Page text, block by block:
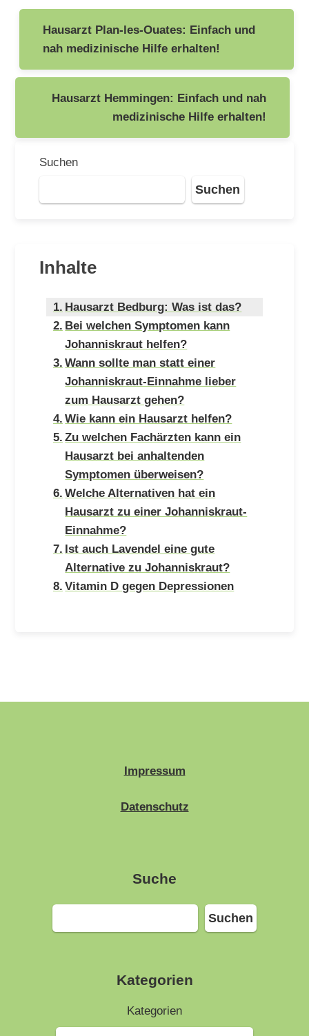
Beitragsnavigation
Hausarzt Plan-les-Ouates: Einfach und
nah medizinische Hilfe erhalten!
Hausarzt Hemmingen: Einfach und nah
medizinische Hilfe erhalten!
Suchen
Suchen
Inhalte
Hausarzt Bedburg: Was ist das?
Bei welchen Symptomen kann
Johanniskraut helfen?
Wann sollte man statt einer
Johanniskraut-Einnahme lieber
zum Hausarzt gehen?
Wie kann ein Hausarzt helfen?
Zu welchen Fachärzten kann ein
Hausarzt bei anhaltenden
Symptomen überweisen?
Welche Alternativen hat ein
Hausarzt zu einer Johanniskraut-
Einnahme?
Ist auch Lavendel eine gute
Alternative zu Johanniskraut?
Vitamin D gegen Depressionen
Impressum
Datenschutz
Suche
Suchen
Suchen
Kategorien
Kategorien